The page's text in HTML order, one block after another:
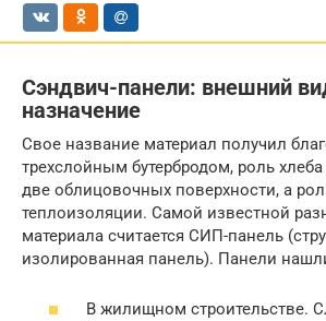
Сэндвич-панели: внешний
назначение
Свое название материал получил
трехслойным бутербродом, роль
две облицовочных поверхности, а
теплоизоляции. Самой известной
материала считается СИП-панель
изолированная панель). Панели
В жилищном строительстве.